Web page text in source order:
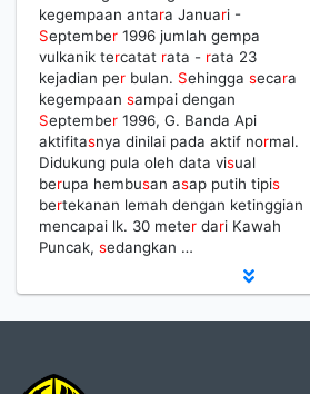
kegempaan antara Januari -
September 1996 jumlah gempa
vulkanik tercatat rata - rata 23
kejadian per bulan. Sehingga secara
kegempaan sampai dengan
September 1996, G. Banda Api
aktifitasnya dinilai pada aktif normal.
Didukung pula oleh data visual
berupa hembusan asap putih tipis
bertekanan lemah dengan ketinggian
mencapai lk. 30 meter dari Kawah
Puncak, sedangkan …